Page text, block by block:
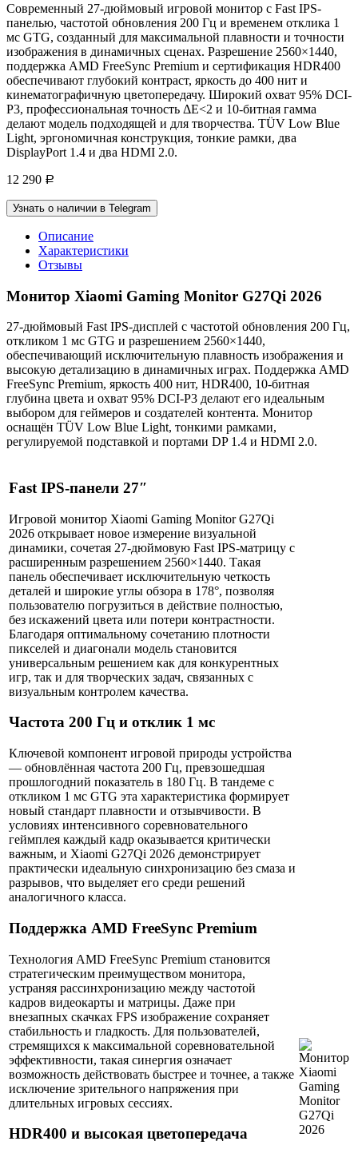
Современный 27-дюймовый игровой монитор с Fast IPS-
панелью, частотой обновления 200 Гц и временем отклика 1
мс GTG, созданный для максимальной плавности и точности
изображения в динамичных сценах. Разрешение 2560×1440,
поддержка AMD FreeSync Premium и сертификация HDR400
обеспечивают глубокий контраст, яркость до 400 нит и
кинематографичную цветопередачу. Широкий охват 95% DCI-
P3, профессиональная точность ΔE<2 и 10-битная гамма
делают модель подходящей и для творчества. TÜV Low Blue
Light, эргономичная конструкция, тонкие рамки, два
DisplayPort 1.4 и два HDMI 2.0.
12 290 Р
Узнать о наличии в Telegram
Описание
Характеристики
Отзывы
Монитор Xiaomi Gaming Monitor G27Qi 2026
27-дюймовый Fast IPS-дисплей с частотой обновления 200 Гц,
откликом 1 мс GTG и разрешением 2560×1440,
обеспечивающий исключительную плавность изображения и
высокую детализацию в динамичных играх. Поддержка AMD
FreeSync Premium, яркость 400 нит, HDR400, 10-битная
глубина цвета и охват 95% DCI-P3 делают его идеальным
выбором для геймеров и создателей контента. Монитор
оснащён TÜV Low Blue Light, тонкими рамками,
регулируемой подставкой и портами DP 1.4 и HDMI 2.0.
Fast IPS-панели 27″
Игровой монитор Xiaomi Gaming Monitor G27Qi
2026 открывает новое измерение визуальной
динамики, сочетая 27-дюймовую Fast IPS-матрицу с
расширенным разрешением 2560×1440. Такая
панель обеспечивает исключительную четкость
деталей и широкие углы обзора в 178°, позволяя
пользователю погрузиться в действие полностью,
без искажений цвета или потери контрастности.
Благодаря оптимальному сочетанию плотности
пикселей и диагонали модель становится
универсальным решением как для конкурентных
игр, так и для творческих задач, связанных с
визуальным контролем качества.
Частота 200 Гц и отклик 1 мс
Ключевой компонент игровой природы устройства
— обновлённая частота 200 Гц, превзошедшая
прошлогодний показатель в 180 Гц. В тандеме с
откликом 1 мс GTG эта характеристика формирует
новый стандарт плавности и отзывчивости. В
условиях интенсивного соревновательного
геймплея каждый кадр оказывается критически
важным, и Xiaomi G27Qi 2026 демонстрирует
практически идеальную синхронизацию без смаза и
разрывов, что выделяет его среди решений
аналогичного класса.
Поддержка AMD FreeSync Premium
Технология AMD FreeSync Premium становится
стратегическим преимуществом монитора,
устраняя рассинхронизацию между частотой
кадров видеокарты и матрицы. Даже при
внезапных скачках FPS изображение сохраняет
стабильность и гладкость. Для пользователей,
стремящихся к максимальной соревновательной
эффективности, такая синергия означает
возможность действовать быстрее и точнее, а также
исключение зрительного напряжения при
длительных игровых сессиях.
HDR400 и высокая цветопередача